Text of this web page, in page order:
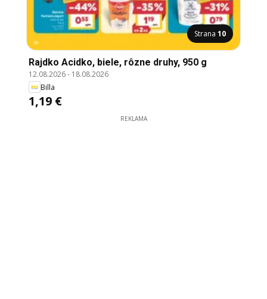
Strana 10
Rajdko Acidko, biele, rôzne druhy, 950 g
12.08.2026- 18.08.2026
Billa
1,19 €
REKLAMA